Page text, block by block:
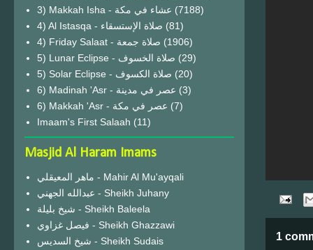
1
3) Makkah Isha - عشاء في مكة (7188)
4) Al Istasqa - صلاة الإستسقاء (81)
4) Friday Salaat - صلاة جمعة (1906)
5) Lunar Eclipse - صلاة الخسوف (29)
(20)
6) Madinah 'Asr - عصر في مدينة (3)
6) Makkah 'Asr - عصر في مكة (7)
Imaam's First Salaah (11)
Masjid Al Haram Imams
ماهر المعيقلي - Mahir Al Mu'ayqali
عبدالله الجهني - Sheikh Juhany
شيخ بليلة - Sheikh Baleela
فيصل غزاوي - Sheikh Ghazzawi
شيخ السديس - Sheikh Sudais